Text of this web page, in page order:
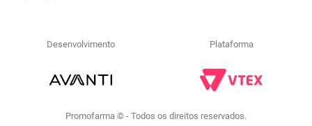
Desenvolvimento Plataforma
Promofarma © - Todos os direitos reservados.